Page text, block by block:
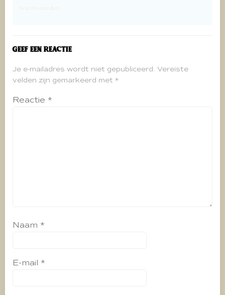
beantwoorden
Geef een reactie
Je e-mailadres wordt niet gepubliceerd. Vereiste
velden zijn gemarkeerd met *
Reactie *
Naam *
E-mail *